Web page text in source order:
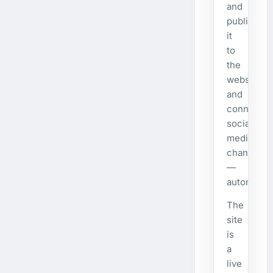
and
publishes
it
to
the
website
and
connected
social
media
channels
—
The
site
is
a
live